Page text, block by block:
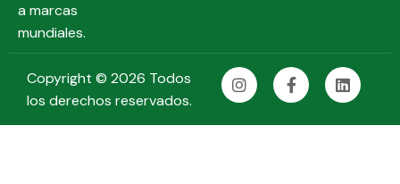
a marcas
mundiales.
Copyright © 2026 Todos
los derechos reservados.